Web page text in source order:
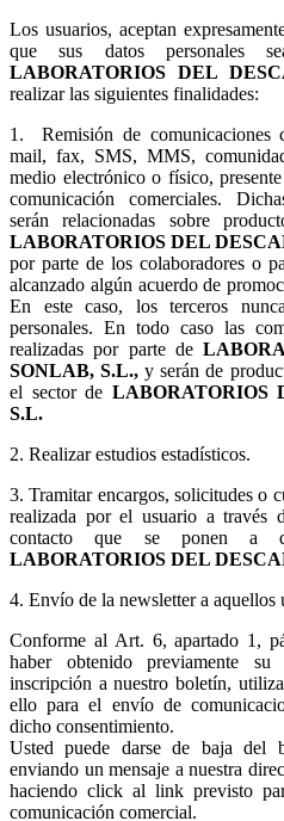
Los usuarios, aceptan
que sus datos personales
LABORATORIOS DEL
realizar las siguientes finalidades:
1.Remisión de comunicaciones
mail, fax, SMS, MMS,
medio electrónico o físico,
comunicación comerciales.
serán relacionadas sobre
LABORATORIOS DEL
por parte de los colaboradores o
alcanzado algún acuerdo de
En este caso, los terceros
personales. En todo caso las
realizadas por parte de
SONLAB, S.L., y serán de
el sector de LABORATORIOS
S.L.
2. Realizar estudios estadísticos.
3.Tramitar encargos, solicitudes o
realizada por el usuario a través
contacto que se ponen a
LABORATORIOS DEL
4. Envío de la newsletter a aquellos
Conforme al Art. 6, apartado 1,
haber obtenido previamente
inscripción a nuestro boletín,
ello para el envío de
dicho consentimiento.
Usted puede darse de baja del
enviando un mensaje a nuestra
haciendo click al link previsto
comunicación comercial.